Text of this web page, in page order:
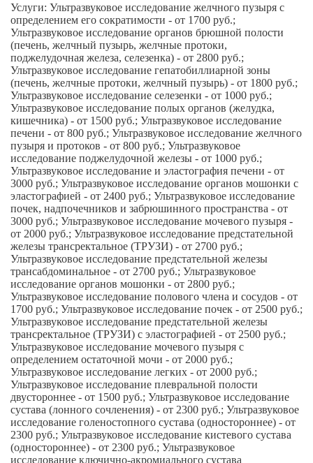
Услуги: Ультразвуковое исследование желчного пузыря с
определением его сократимости - от 1700 руб.;
Ультразвуковое исследование органов брюшной полости
(печень, желчный пузырь, желчные протоки,
поджелудочная железа, селезенка) - от 2800 руб.;
Ультразвуковое исследование гепатобиллиарной зоны
(печень, желчные протоки, желчный пузырь) - от 1800 руб.;
Ультразвуковое исследование селезенки - от 1000 руб.;
Ультразвуковое исследование полых органов (желудка,
кишечника) - от 1500 руб.; Ультразвуковое исследование
печени - от 800 руб.; Ультразвуковое исследование желчного
пузыря и протоков - от 800 руб.; Ультразвуковое
исследование поджелудочной железы - от 1000 руб.;
Ультразвуковое исследование и эластография печени - от
3000 руб.; Ультразвуковое исследование органов мошонки с
эластографией - от 2400 руб.; Ультразвуковое исследование
почек, надпочечников и забрюшинного пространства - от
3000 руб.; Ультразвуковое исследование мочевого пузыря -
от 2000 руб.; Ультразвуковое исследование предстательной
железы трансректальное (ТРУЗИ) - от 2700 руб.;
Ультразвуковое исследование предстательной железы
трансабдоминальное - от 2700 руб.; Ультразвуковое
исследование органов мошонки - от 2800 руб.;
Ультразвуковое исследование полового члена и сосудов - от
1700 руб.; Ультразвуковое исследование почек - от 2500 руб.;
Ультразвуковое исследование предстательной железы
трансректальное (ТРУЗИ) с эластографией - от 2500 руб.;
Ультразвуковое исследование мочевого пузыря с
определением остаточной мочи - от 2000 руб.;
Ультразвуковое исследование легких - от 2000 руб.;
Ультразвуковое исследование плевральной полости
двустороннее - от 1500 руб.; Ультразвуковое исследование
сустава (лонного сочленения) - от 2300 руб.; Ультразвуковое
исследование голеностопного сустава (одностороннее) - от
2300 руб.; Ультразвуковое исследование кистевого сустава
(одностороннее) - от 2300 руб.; Ультразвуковое
исследование ключично-акромиального сустава